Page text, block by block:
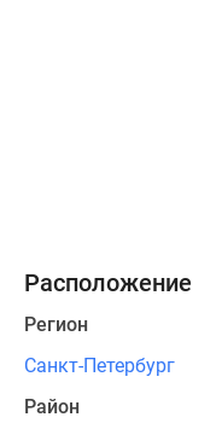
и
материалов.
утепления
наружных
Расположение
Регион
Санкт-Петербург
Район